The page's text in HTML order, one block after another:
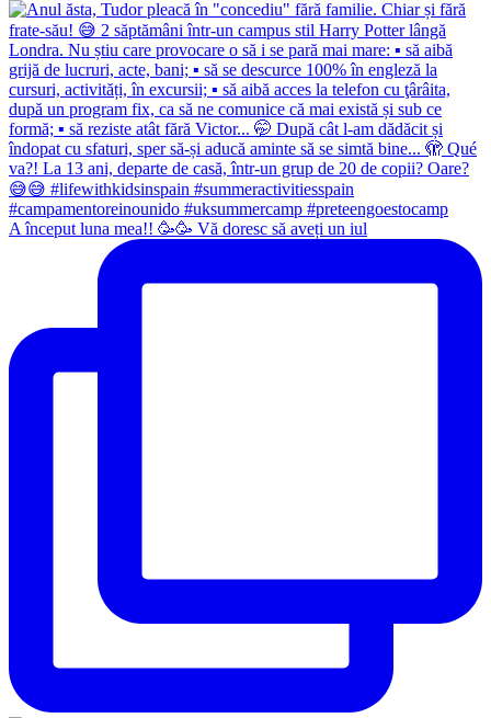
A început luna mea!! 🥳🥳 Vă doresc să aveți un iul